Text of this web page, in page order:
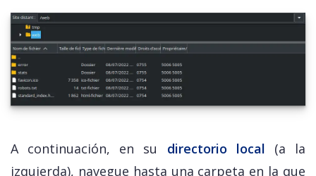
A continuación, en su directorio local (a la
izquierda), navegue hasta una carpeta en la que